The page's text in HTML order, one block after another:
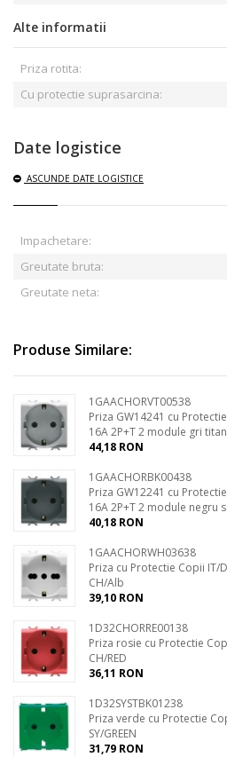
Alte informatii
Priza rotita:
Cu protectie suprasarcina:
Date logistice
ASCUNDE DATE LOGISTICE
Impachetare:
Greutate bruta:
Greutate neta:
Produse Similare:
1GAACHORVT00538
Priza GW14241 cu
16A 2P+T 2 module gri titan
44,18 RON
1GAACHORBK00438
Priza GW12241 cu
16A 2P+T 2 module negru
40,18 RON
1GAACHORWH03638
Priza cu Protectie Copii IT/
CH/Alb
39,10 RON
1D32CHORRE00138
Priza rosie cu Protectie
CH/RED
36,11 RON
1D32SYSTBK01238
Priza verde cu Protectie
SY/GREEN
31,79 RON